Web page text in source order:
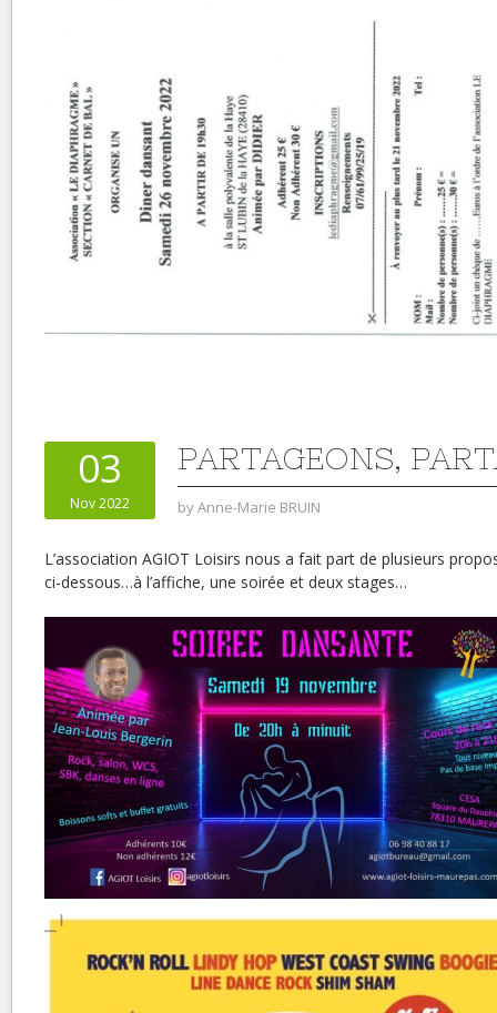
03
Nov 2022
PARTAGEONS,
byAnne-Marie BRUIN
L’association AGIOT Loisirs nous a fait part de plusieurs
ci-dessous…à l’affiche, une soirée et deux stages…